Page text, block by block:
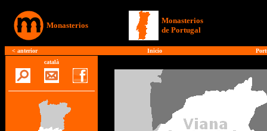
Monasterios
Monasterios
de Portugal
< anterior Inicio
català